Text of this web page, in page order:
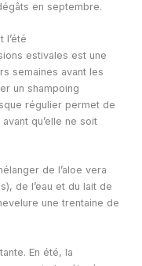
en septembre.
l’été
estivales est une
semaines avant les
un shampoing
régulier permet de
qu’elle ne soit
de l’aloe vera
de l’eau et du lait de
une trentaine de
En été, la